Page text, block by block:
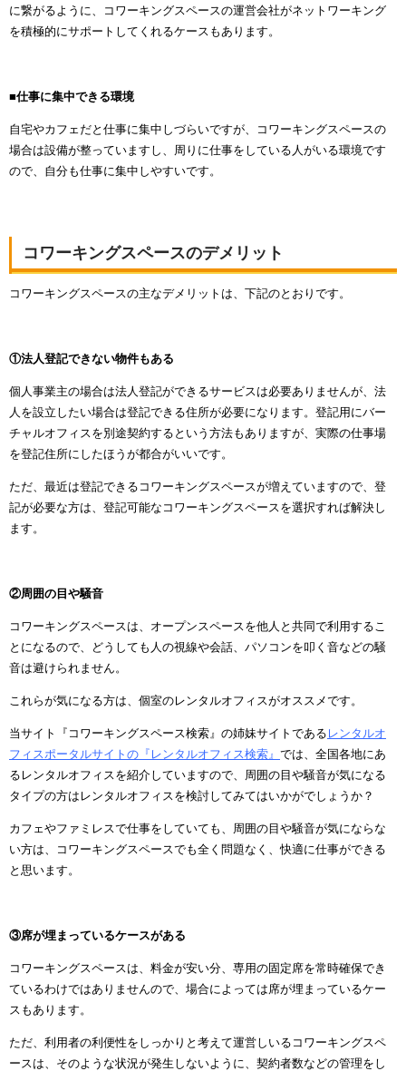
に繋がるように、コワーキングスペースの運営会社がネットワーキング
を積極的にサポートしてくれるケースもあります。
■仕事に集中できる環境
自宅やカフェだと仕事に集中しづらいですが、コワーキングスペースの
場合は設備が整っていますし、周りに仕事をしている人がいる環境です
ので、自分も仕事に集中しやすいです。
コワーキングスペースのデメリット
コワーキングスペースの主なデメリットは、下記のとおりです。
①法人登記できない物件もある
個人事業主の場合は法人登記ができるサービスは必要ありませんが、法
人を設立したい場合は登記できる住所が必要になります。登記用にバー
チャルオフィスを別途契約するという方法もありますが、実際の仕事場
を登記住所にしたほうが都合がいいです。
ただ、最近は登記できるコワーキングスペースが増えていますので、登
記が必要な方は、登記可能なコワーキングスペースを選択すれば解決し
ます。
②周囲の目や騒音
コワーキングスペースは、オープンスペースを他人と共同で利用するこ
とになるので、どうしても人の視線や会話、パソコンを叩く音などの騒
音は避けられません。
これらが気になる方は、個室のレンタルオフィスがオススメです。
当サイト『コワーキングスペース検索』の姉妹サイトである レンタルオ
フィスポータルサイトの『レンタルオフィス検索』 では、全国各地にあ
るレンタルオフィスを紹介していますので、周囲の目や騒音が気になる
タイプの方はレンタルオフィスを検討してみてはいかがでしょうか？
カフェやファミレスで仕事をしていても、周囲の目や騒音が気にならな
い方は、コワーキングスペースでも全く問題なく、快適に仕事ができる
と思います。
③席が埋まっているケースがある
コワーキングスペースは、料金が安い分、専用の固定席を常時確保でき
ているわけではありませんので、場合によっては席が埋まっているケー
スもあります。
ただ、利用者の利便性をしっかりと考えて運営しいるコワーキングスペ
ースは、そのような状況が発生しないように、契約者数などの管理をし